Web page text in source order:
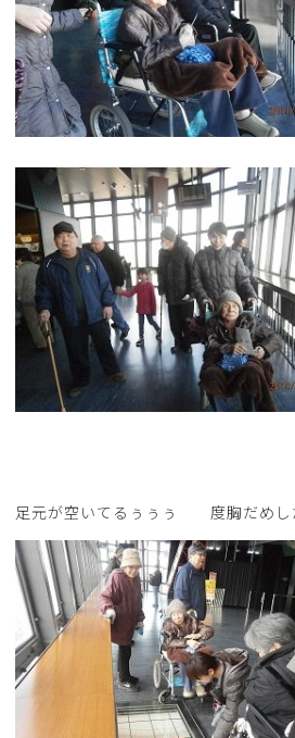
足元が空いてるぅぅぅ 度胸だめし